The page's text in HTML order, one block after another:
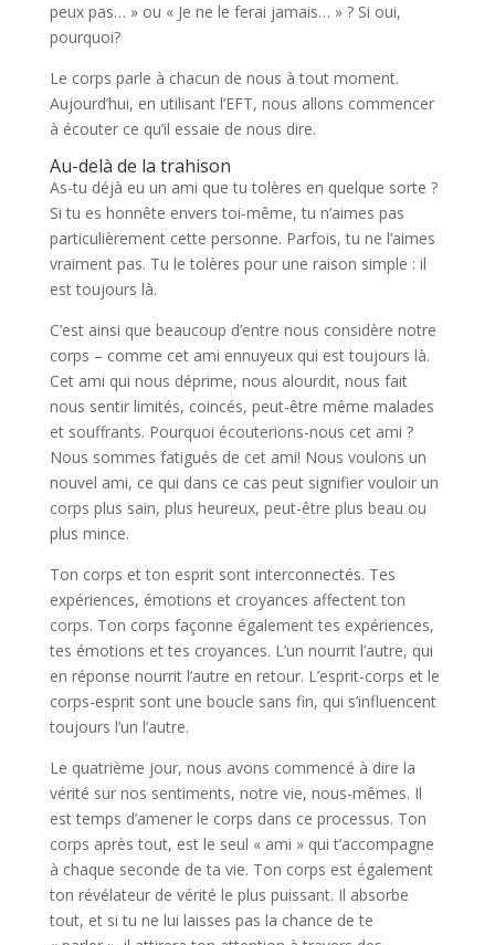
peux pas… » ou « Je ne le ferai jamais… » ? Si oui,
pourquoi?
Le corps parle à chacun de nous à tout moment.
Aujourd’hui, en utilisant l’EFT, nous allons commencer
à écouter ce qu’il essaie de nous dire.
Au-delà de la trahison
As-tu déjà eu un ami que tu tolères en quelque sorte ?
Si tu es honnête envers toi-même, tu n’aimes pas
particulièrement cette personne. Parfois, tu ne l’aimes
vraiment pas. Tu le tolères pour une raison simple : il
est toujours là.
C’est ainsi que beaucoup d’entre nous considère notre
corps – comme cet ami ennuyeux qui est toujours là.
Cet ami qui nous déprime, nous alourdit, nous fait
nous sentir limités, coincés, peut-être même malades
et souffrants. Pourquoi écouterions-nous cet ami ?
Nous sommes fatigués de cet ami! Nous voulons un
nouvel ami, ce qui dans ce cas peut signifier vouloir un
corps plus sain, plus heureux, peut-être plus beau ou
plus mince.
Ton corps et ton esprit sont interconnectés. Tes
expériences, émotions et croyances affectent ton
corps. Ton corps façonne également tes expériences,
tes émotions et tes croyances. L’un nourrit l’autre, qui
en réponse nourrit l’autre en retour. L’esprit-corps et le
corps-esprit sont une boucle sans fin, qui s’influencent
toujours l’un l’autre.
Le quatrième jour, nous avons commencé à dire la
vérité sur nos sentiments, notre vie, nous-mêmes. Il
est temps d’amener le corps dans ce processus. Ton
corps après tout, est le seul « ami » qui t’accompagne
à chaque seconde de ta vie. Ton corps est également
ton révélateur de vérité le plus puissant. Il absorbe
tout, et si tu ne lui laisses pas la chance de te